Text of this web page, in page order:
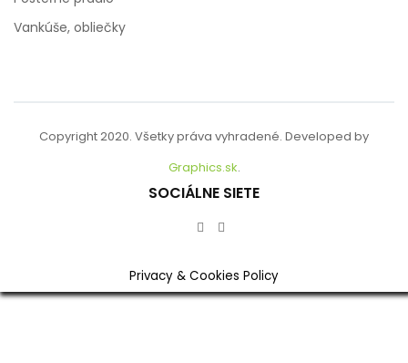
Vankúše, obliečky
Copyright 2020. Všetky práva vyhradené. Developed by
Graphics.sk.
SOCIÁLNE SIETE
Privacy & Cookies Policy